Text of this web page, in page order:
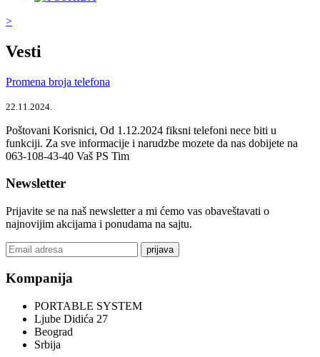
>
Vesti
Promena broja telefona
22.11.2024.
Poštovani Korisnici, Od 1.12.2024 fiksni telefoni nece biti u
funkciji. Za sve informacije i narudzbe mozete da nas dobijete na
063-108-43-40 Vaš PS Tim
Newsletter
Prijavite se na naš newsletter a mi ćemo vas obaveštavati o
najnovijim akcijama i ponudama na sajtu.
prijava
Kompanija
PORTABLE SYSTEM
Ljube Didića 27
Beograd
Srbija